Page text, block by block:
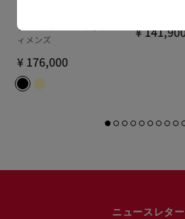
レープサテン - ブラック - ウ
ィメンズ
¥ 176,000
¥
ニュースレタ